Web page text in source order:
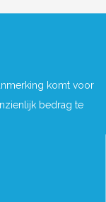
komt voor
bedrag te